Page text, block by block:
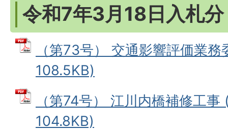
令和7年3月18日入札分
（第73号） 交通影響評価業
108.5KB)
（第74号） 江川内橋補修工
104.8KB)